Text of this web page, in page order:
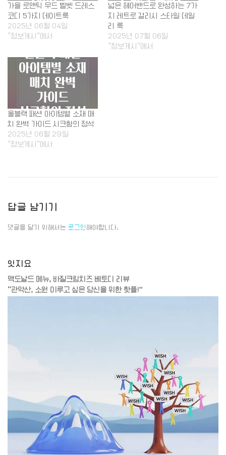
가을 로맨틱 무드 벨벳 드레스
코디 5가지 데이트룩
2025년 06월 04일
"정보게시"에서
넓은 헤어밴드로 완성하는 7가
지 레트로 걸리시 스타일 데일
리 룩
2025년 07월 06일
"정보게시"에서
올블랙 패션 아이템별 소재 매
치 완벽 가이드 시크함의 정석
2025년 06월 29일
"정보게시"에서
답글 남기기
댓글을 달기 위해서는 로그인해야합니다.
잇지요
맥도날드 메뉴, 바질크림치즈 베토디 리뷰
“관악산, 소원 이루고 싶은 당신을 위한 핫플!”